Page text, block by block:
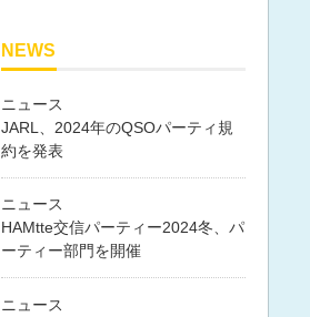
NEWS
ニュース
JARL、2024年のQSOパーティ規
約を発表
ニュース
HAMtte交信パーティー2024冬、パ
ーティー部門を開催
ニュース